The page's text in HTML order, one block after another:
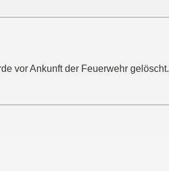
vor Ankunft der Feuerwehr gelöscht.